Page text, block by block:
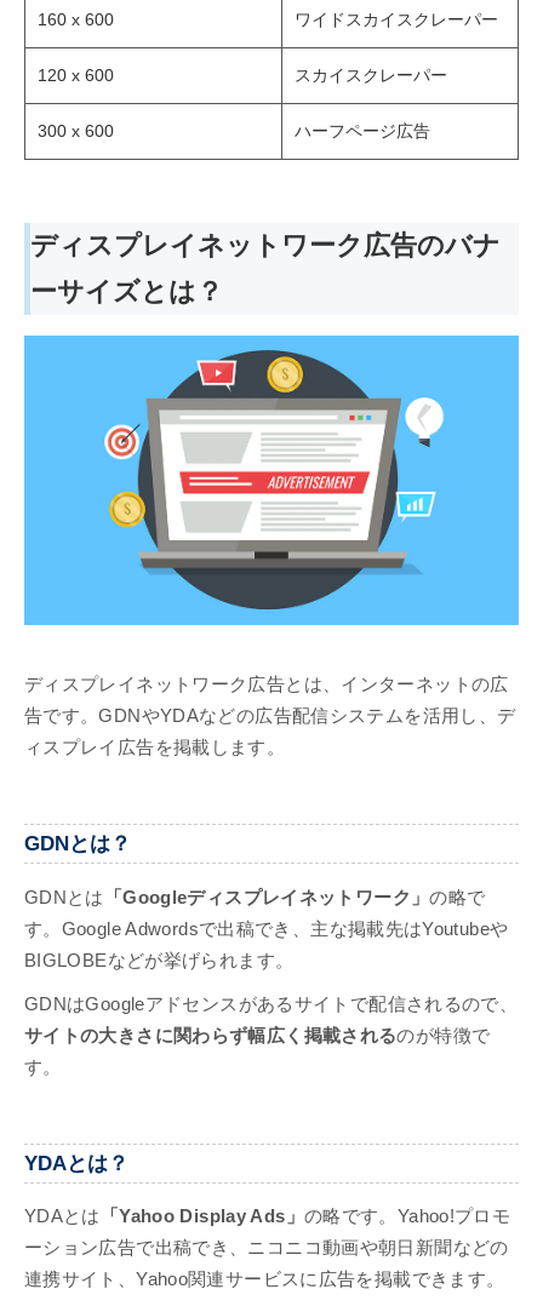
160 x 600 ワイドスカイスクレーパー
120 x 600 スカイスクレーパー
300 x 600 ハーフページ広告
ディスプレイネットワーク広告のバナ
ーサイズとは？
ディスプレイネットワーク広告とは、インターネットの広
告です。GDNやYDAなどの広告配信システムを活用し、デ
ィスプレイ広告を掲載します。
GDNとは？
GDNとは 「Googleディスプレイネットワーク」の略で
す。Google Adwordsで出稿でき、主な掲載先はYoutubeや
BIGLOBEなどが挙げられます。
GDNはGoogleアドセンスがあるサイトで配信されるので、
サイトの大きさに関わらず幅広く掲載されるのが特徴で
す。
YDAとは？
YDAとは 「Yahoo Display Ads」 の略です。Yahoo!プロモ
ーション広告で出稿でき、ニコニコ動画や朝日新聞などの
連携サイト、Yahoo関連サービスに広告を掲載できます。